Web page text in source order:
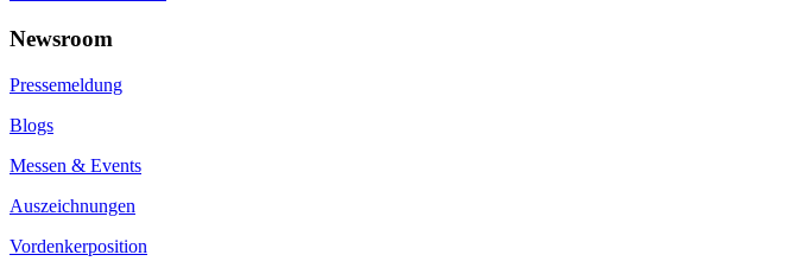
Newsroom
Pressemeldung
Blogs
Messen & Events
Auszeichnungen
Vordenkerposition